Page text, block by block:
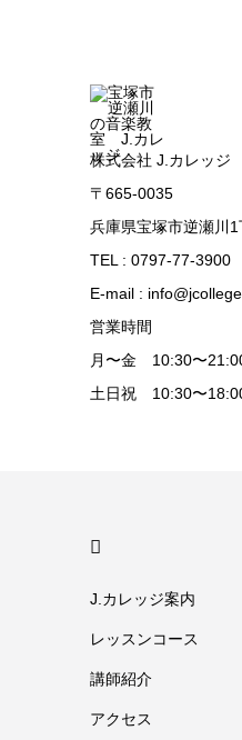
株式会社 J.カレッジ
〒665-0035
兵庫県宝塚市逆瀬川
TEL : 0797-77-3900
E-mail :
営業時間
月〜金 10:30〜
土日祝 10:30〜
J.カレッジ案内
レッスンコース
講師紹介
アクセス